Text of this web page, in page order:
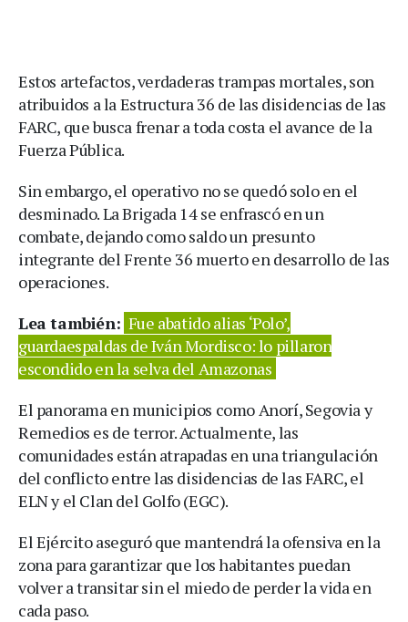
Estos artefactos, verdaderas trampas mortales, son
atribuidos a la Estructura 36 de las disidencias de las
FARC, que busca frenar a toda costa el avance de la
Fuerza Pública.
Sin embargo, el operativo no se quedó solo en el
desminado. La Brigada 14 se enfrascó en un
combate, dejando como saldo un presunto
integrante del Frente 36 muerto en desarrollo de las
operaciones.
Lea también: Fue abatido alias ‘Polo’,
guardaespaldas de Iván Mordisco: lo pillaron
escondido en la selva del Amazonas
El panorama en municipios como Anorí, Segovia y
Remedios es de terror. Actualmente, las
comunidades están atrapadas en una triangulación
del conflicto entre las disidencias de las FARC, el
ELN y el Clan del Golfo (EGC).
El Ejército aseguró que mantendrá la ofensiva en la
zona para garantizar que los habitantes puedan
volver a transitar sin el miedo de perder la vida en
cada paso.